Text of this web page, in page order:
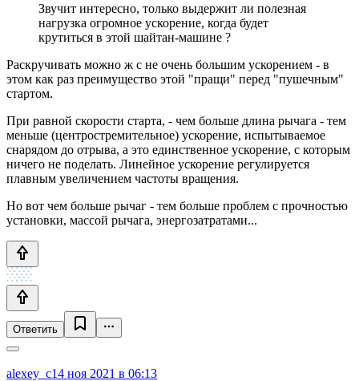
Звучит интересно, только выдержит ли полезная
нагрузка огромное ускорение, когда будет
крутиться в этой шайтан-машине ?
Раскручивать можно ж с не очень большим ускорением - в
этом как раз преимущество этой "пращи" перед "пушечным"
стартом.
При равной скорости старта, - чем больше длина рычага - тем
меньше (центростремительное) ускорение, испытываемое
снарядом до отрыва, а это единственное ускорение, с которым
ничего не поделать. Линейное ускорение регулируется
плавным увеличением частоты вращения.
Но вот чем больше рычаг - тем больше проблем с прочностью
установки, массой рычага, энергозатратами...
Ответить
alexey_c14 ноя 2021 в 06:13